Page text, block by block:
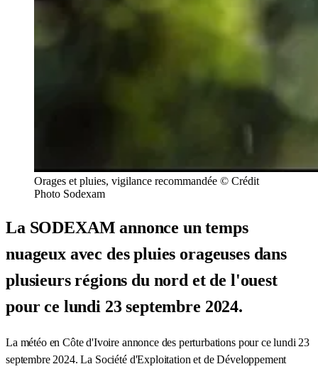
Orages et pluies, vigilance recommandée © Crédit
Photo Sodexam
La SODEXAM annonce un temps
nuageux avec des pluies orageuses dans
plusieurs régions du nord et de l'ouest
pour ce lundi 23 septembre 2024.
La météo en Côte d'Ivoire annonce des perturbations pour ce lundi 23
septembre 2024. La Société d'Exploitation et de Développement